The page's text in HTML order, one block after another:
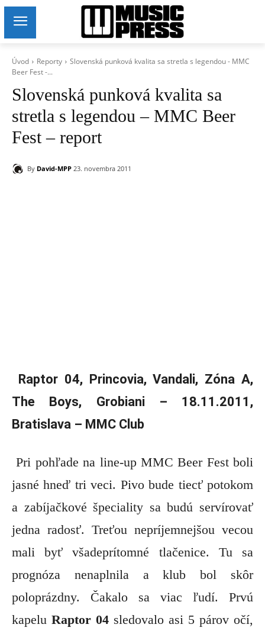
Úvod Reporty
Slovenská punková kvalita sa stretla s legendou - MMC
Beer Fest -...
Slovenská punková kvalita sa
stretla s legendou – MMC Beer
Fest – report
By David-MPP 23. novembra 2011
Raptor 04, Princovia, Vandali, Zóna A,
The Boys, Grobiani – 18.11.2011,
Bratislava – MMC Club
Pri pohľade na line-up MMC Beer Fest boli
jasné hneď tri veci. Pivo bude tiecť potokom
a zabíjačkové špeciality sa budú servírovať
jedna radosť. Treťou nepríjemnejšou vecou
mali byť všadeprítomné tlačenice. Tu sa
prognóza nenaplnila a klub bol skôr
poloprázdny. Čakalo sa viac ľudí. Prvú
kapelu Raptor 04 sledovalo asi 5 párov očí,